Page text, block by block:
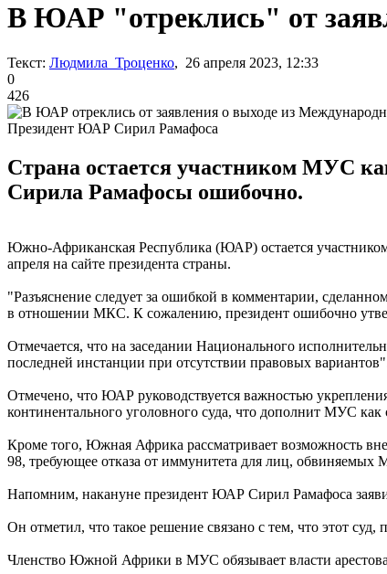
В ЮАР "отреклись" от
Текст: Людмила Троценко, 26 апреля 2023, 12:33
0
426
Президент ЮАР Сирил Рамафоса
Страна остается участником МУС
Сирила Рамафосы ошибочно.
Южно-Африканская Республика (ЮАР) остается
апреля на сайте президента страны.
"Разъяснение следует за ошибкой в комментарии,
в отношении МКС. К сожалению, президент ошибочно
Отмечается, что на заседании Национального
последней инстанции при отсутствии правовых
Отмечено, что ЮАР руководствуется важностью
континентального уголовного суда, что дополнит МУС как
Кроме того, Южная Африка рассматривает возможность
98, требующее отказа от иммунитета для лиц, обвиняемых
Напомним, накануне президент ЮАР Сирил Рамафоса
Он отметил, что такое решение связано с тем, что этот
Членство Южной Африки в МУС обязывает власти